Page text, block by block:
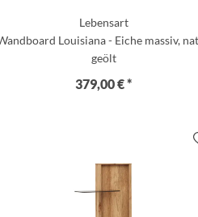
Lebensart
Louisiana - Eiche massiv,
geölt
379,00 € *